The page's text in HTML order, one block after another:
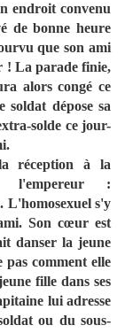
endroit convenu
de bonne heure
que son ami
! La parade finie,
alors congé ce
dépose sa
solde ce jour-
réception à la
l'empereur :
L'homosexuel s'y
Son cœur est
danser la jeune
pas comment elle
fille dans ses
lui adresse
ou du sous-